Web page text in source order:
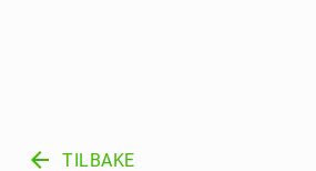
arrow_back TILBAKE